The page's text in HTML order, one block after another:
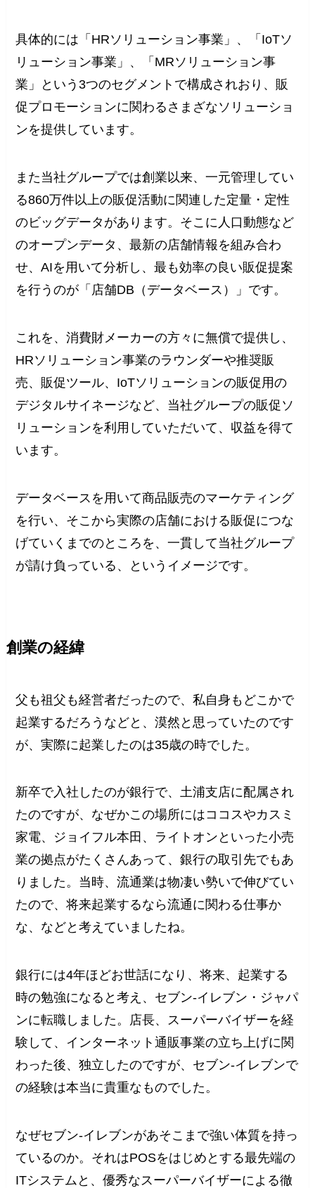
具体的には「HRソリューション事業」、「IoTソ
リューション事業」、「MRソリューション事
業」という3つのセグメントで構成されおり、販
促プロモーションに関わるさまざなソリューショ
ンを提供しています。
また当社グループでは創業以来、一元管理してい
る860万件以上の販促活動に関連した定量・定性
のビッグデータがあります。そこに人口動態など
のオープンデータ、最新の店舗情報を組み合わ
せ、AIを用いて分析し、最も効率の良い販促提案
を行うのが「店舗DB（データベース）」です。
これを、消費財メーカーの方々に無償で提供し、
HRソリューション事業のラウンダーや推奨販
売、販促ツール、IoTソリューションの販促用の
デジタルサイネージなど、当社グループの販促ソ
リューションを利用していただいて、収益を得て
います。
データベースを用いて商品販売のマーケティング
を行い、そこから実際の店舗における販促につな
げていくまでのところを、一貫して当社グループ
が請け負っている、というイメージです。
創業の経緯
父も祖父も経営者だったので、私自身もどこかで
起業するだろうなどと、漠然と思っていたのです
が、実際に起業したのは35歳の時でした。
新卒で入社したのが銀行で、土浦支店に配属され
たのですが、なぜかこの場所にはココスやカスミ
家電、ジョイフル本田、ライトオンといった小売
業の拠点がたくさんあって、銀行の取引先でもあ
りました。当時、流通業は物凄い勢いで伸びてい
たので、将来起業するなら流通に関わる仕事か
な、などと考えていましたね。
銀行には4年ほどお世話になり、将来、起業する
時の勉強になると考え、セブン‐イレブン・ジャパ
ンに転職しました。店長、スーパーバイザーを経
験して、インターネット通販事業の立ち上げに関
わった後、独立したのですが、セブン‐イレブンで
の経験は本当に貴重なものでした。
なぜセブン‐イレブンがあそこまで強い体質を持っ
ているのか。それはPOSをはじめとする最先端の
ITシステムと、優秀なスーパーバイザーによる徹